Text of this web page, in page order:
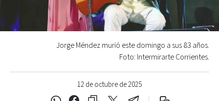
12 de octubre de 2025
Jorge Méndez murió este domingo a sus 83 años.
Foto: Intermirarte Corrientes.